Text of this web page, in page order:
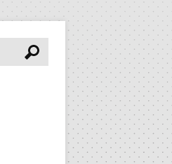
Pesquisa
CIPA